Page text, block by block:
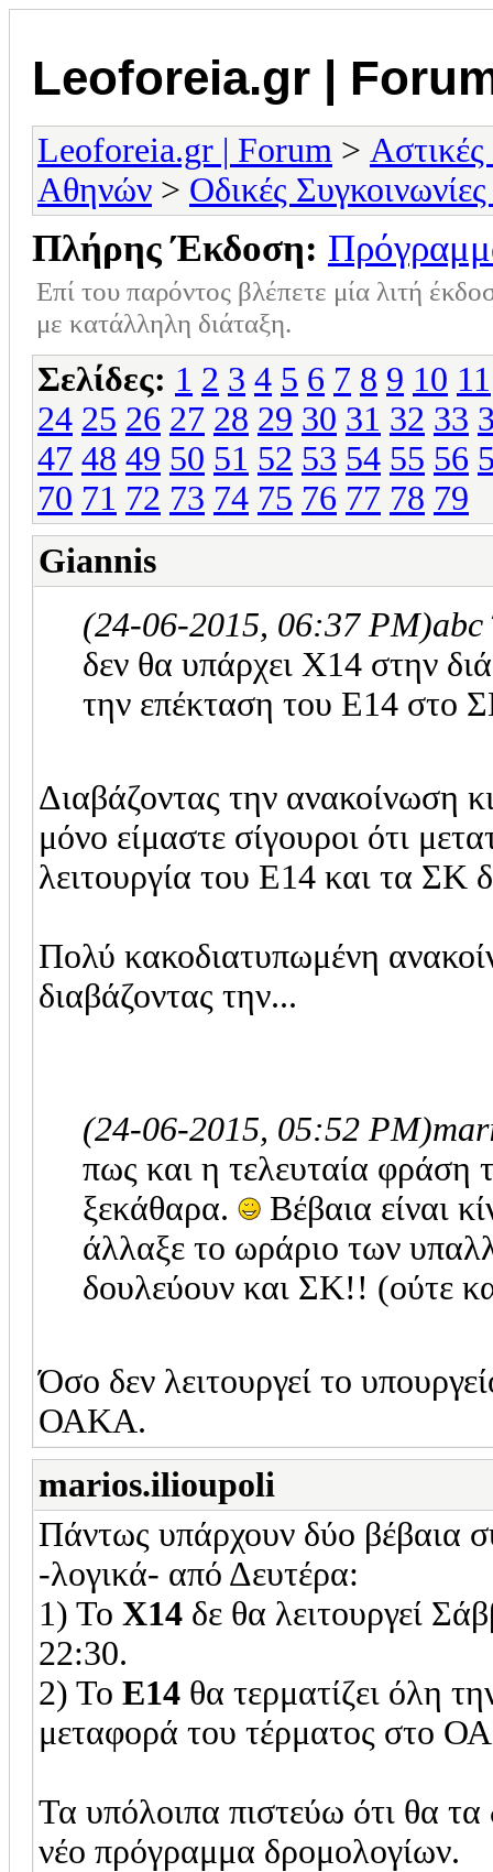
Leoforeia.gr |
Leoforeia.gr | Forum >
Αθηνών > Οδικές
Πλήρης Έκδοση:
Επί του παρόντος βλέπετε μία λιτή
με κατάλληλη διάταξη.
Σελίδες: 1 2 3 4 5 6 7 8 9 10 11
24 25 26 27 28 29 30 31 32 33
47 48 49 50 51 52 53 54 55 56
70 71 72 73 74 75 76 77 78 79
Giannis
(24-06-2015, 06:37 PM)
δεν θα υπάρχει Χ14 στην
την επέκταση του Ε14 στο
Διαβάζοντας την ανακοίνωση
μόνο είμαστε σίγουροι ότι
λειτουργία του Ε14 και τα ΣΚ
Πολύ κακοδιατυπωμένη
διαβάζοντας την...
(24-06-2015, 05:52 PM)
πως και η τελευταία φράση
ξεκάθαρα.
Βέβαια είναι
άλλαξε το ωράριο των
δουλεύουν και ΣΚ!! (ούτε
Όσο δεν λειτουργεί το
ΟΑΚΑ.
marios.ilioupoli
Πάντως υπάρχουν δύο βέβαια
-λογικά- από Δευτέρα:
1) Το Χ14 δε θα λειτουργεί
22:30.
2) Το Ε14 θα τερματίζει όλη
μεταφορά του τέρματος στο
Τα υπόλοιπα πιστεύω ότι θα
νέο πρόγραμμα δρομολογίων.